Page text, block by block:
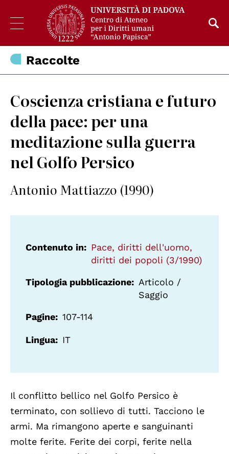
Raccolte
Coscienza cristiana e futuro
della pace: per una
meditazione sulla guerra
nel Golfo Persico
Antonio Mattiazzo (1990)
Contenuto in
Pace, diritti dell'uomo,
diritti dei popoli (3/1990)
Tipologia pubblicazione
Articolo /
Saggio
Pagine 107-114
Lingua IT
Il conflitto bellico nel Golfo Persico è
terminato, con sollievo di tutti. Tacciono le
armi. Ma rimangono aperte e sanguinanti
molte ferite. Ferite dei corpi, ferite nella